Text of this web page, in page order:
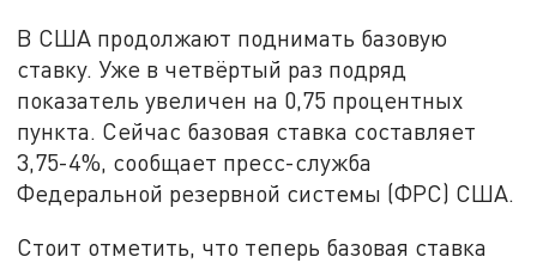
В США продолжают поднимать базовую
ставку. Уже в четвёртый раз подряд
показатель увеличен на 0,75 процентных
пункта. Сейчас базовая ставка составляет
3,75-4%, сообщает пресс-служба
Федеральной резервной системы (ФРС) США.
Стоит отметить, что теперь базовая ставка